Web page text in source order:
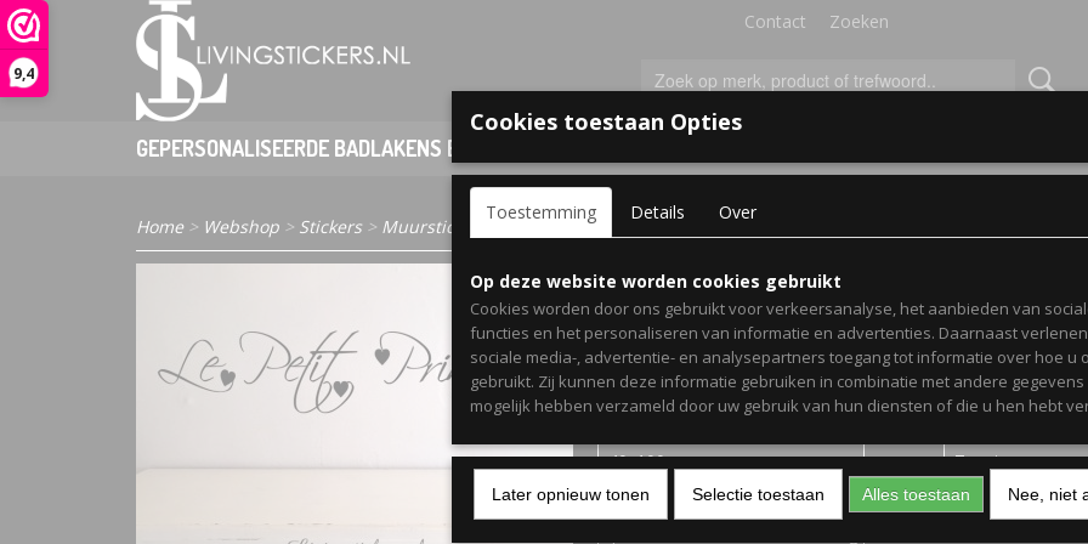
9,4
Contact Zoeken
GEPERSONALISEERDE BADLAKENS EN PONCHO'S VOOR KINDEREN
Home> Webshop > Stickers > Muurstickers Kinderkamer > Muursticker Le petit princess
Muursticker Le petit
€ 18,50 (inclusief btw 21%)
Levertijd 1-3 werkdagen
Aantal
Cookies toestaan Opties
Toestemming Details Over
Op deze website worden cookies gebruikt
Cookies worden door ons gebruikt voor verkeersanalyse, het aanbieden van
functies en het personaliseren van informatie en advertenties. Daarnaast
sociale media-, advertentie- en analysepartners toegang tot informatie over hoe u
gebruikt. Zij kunnen deze informatie gebruiken in combinatie met andere gegevens
mogelijk hebben verzameld door uw gebruik van hun diensten of die u hen hebt
Later opnieuw tonen Selectie toestaan Alles toestaan Nee, niet